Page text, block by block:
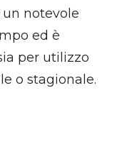
notevole
ed è
per utilizzo
o stagionale.